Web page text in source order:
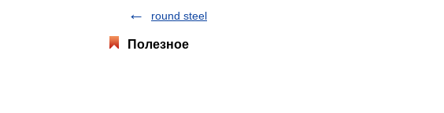
round steel
Полезное